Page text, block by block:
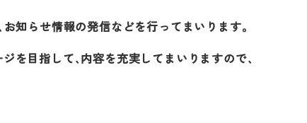
知らせ情報の発信などを行ってまいります。
を目指して、内容を充実してまいりますので、